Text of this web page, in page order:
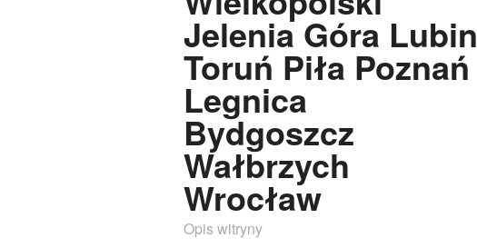
Jelenia Góra Lubin
Toruń Piła Poznań
Legnica
Bydgoszcz
Wałbrzych
Wrocław
Opis witryny